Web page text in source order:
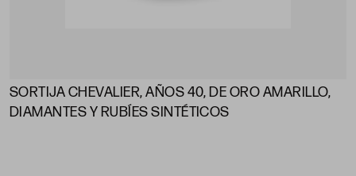
SORTIJA CHEVALIER, AÑOS 40, DE ORO AMARILLO,
DIAMANTES Y RUBÍES SINTÉTICOS